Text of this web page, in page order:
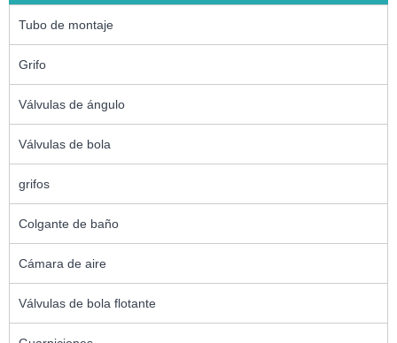
Tubo de montaje
Grifo
Válvulas de ángulo
Válvulas de bola
grifos
Colgante de baño
Cámara de aire
Válvulas de bola flotante